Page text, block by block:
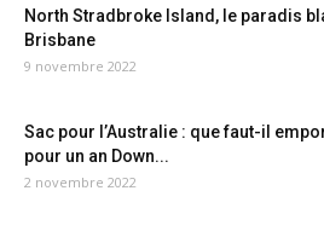
North Stradbroke Island, le paradis
Brisbane
9 novembre 2022
Sac pour l’Australie : que faut-il
pour un an Down...
2 novembre 2022